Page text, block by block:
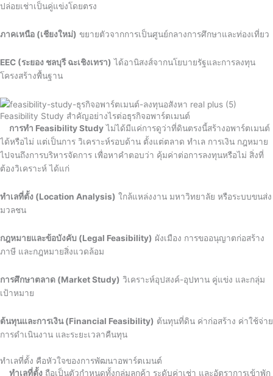
ปล่อยเช่าเป็นคู่แข่งโดยตรง
ภาคเหนือ (เชียงใหม่) ขยายตัวจากการเป็นศูนย์กลางการศึกษาและท่องเที่ยว
EEC (ระยอง ชลบุรี ฉะเชิงเทรา) ได้อานิสงส์จากนโยบายรัฐและการลงทุน
โครงสร้างพื้นฐาน
Feasibility Study สำคัญอย่างไรต่อธุรกิจอพาร์ตเมนต์
การทำ Feasibility Studyไม่ได้มีแค่การดูว่าที่ดินตรงนี้สร้างอพาร์ตเมนต์
ได้หรือไม่ แต่เป็นการ วิเคราะห์รอบด้าน ตั้งแต่ตลาด ทำเล การเงิน กฎหมาย
ไปจนถึงการบริหารจัดการ เพื่อหาคำตอบว่า คุ้มค่าต่อการลงทุนหรือไม่ สิ่งที่
ต้องวิเคราะห์ ได้แก่
ทำเลที่ตั้ง (Location Analysis) ใกล้แหล่งงาน มหาวิทยาลัย หรือระบบขนส่ง
มวลชน
กฎหมายและข้อบังคับ (Legal Feasibility) ผังเมือง การขออนุญาตก่อสร้าง
ภาษี และกฎหมายสิ่งแวดล้อม
การศึกษาตลาด (Market Study) วิเคราะห์อุปสงค์-อุปทาน คู่แข่ง และกลุ่ม
เป้าหมาย
ต้นทุนและการเงิน (Financial Feasibility) ต้นทุนที่ดิน ค่าก่อสร้าง ค่าใช้จ่าย
การดำเนินงาน และระยะเวลาคืนทุน
ทำเลที่ตั้ง คือหัวใจของการพัฒนาอพาร์ตเมนต์
ทำเลที่ตั้ง ถือเป็นตัวกำหนดทั้งกลุ่มลูกค้า ระดับค่าเช่า และอัตราการเข้าพัก